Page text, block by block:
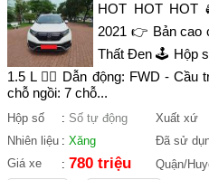
HOT HOT HOT
2021 👉 Bản cao
Thất Đen 🕹️ Hộp
1.5 L 🚴‍♀️ Dẫn động: FWD -
chỗ ngồi: 7 chỗ...
Hộp số : Số tự động Xuất xứ
Nhiên liệu : Xăng Đã sử
Giá xe
: 780 triệu Quận/